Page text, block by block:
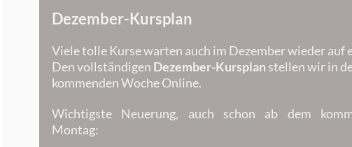
Dezember-Kursplan
Viele tolle Kurse warten auch im Dezember wieder auf
Den vollständigen Dezember-Kursplan stellen wir in
kommenden Woche Online.
Wichtigste Neuerung, auch schon ab dem
Montag: